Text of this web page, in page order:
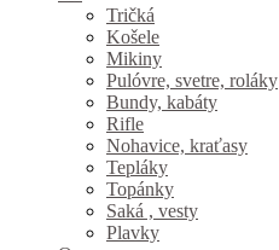
Tričká
Košele
Mikiny
Pulóvre, svetre, roláky
Bundy, kabáty
Rifle
Nohavice, kraťasy
Tepláky
Topánky
Saká , vesty
Plavky